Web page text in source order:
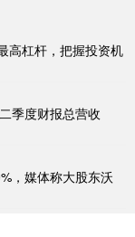
高杠杆，把握投资机
季度财报总营收
，媒体称大股东沃